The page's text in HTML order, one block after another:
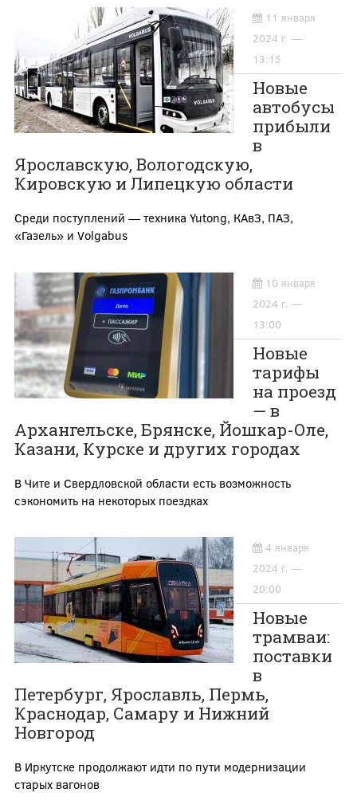
11 января
2024 г. —
13:15
Новые
автобусы
прибыли
в
Ярославскую, Вологодскую,
Кировскую и Липецкую области
Среди поступлений — техника Yutong, КАвЗ, ПАЗ,
«Газель» и Volgabus
10 января
2024 г. —
13:00
Новые
тарифы
на проезд
— в
Архангельске, Брянске, Йошкар-Оле,
Казани, Курске и других городах
В Чите и Свердловской области есть возможность
сэкономить на некоторых поездках
4 января
2024 г. —
20:00
Новые
трамваи:
поставки
в
Петербург, Ярославль, Пермь,
Краснодар, Самару и Нижний
Новгород
В Иркутске продолжают идти по пути модернизации
старых вагонов